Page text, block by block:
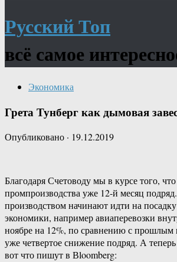
Русский Топ
всё самое
Экономика
Грета Тунберг как дымовая
Опубликовано · 19.12.2019
Благодаря Счетоводу мы в курсе того,
промпроизводства уже 12-й месяц
производством начинают идти на
экономики, например авиаперевозки
ноябре на 12%, по сравнению с прошлым
уже четвертое снижение подряд. А
вот что пишут в Вloomberg: